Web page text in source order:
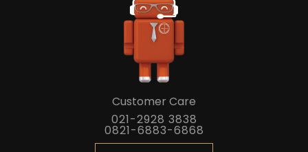
Customer Care
021-2928 3838
0821-6883-6868